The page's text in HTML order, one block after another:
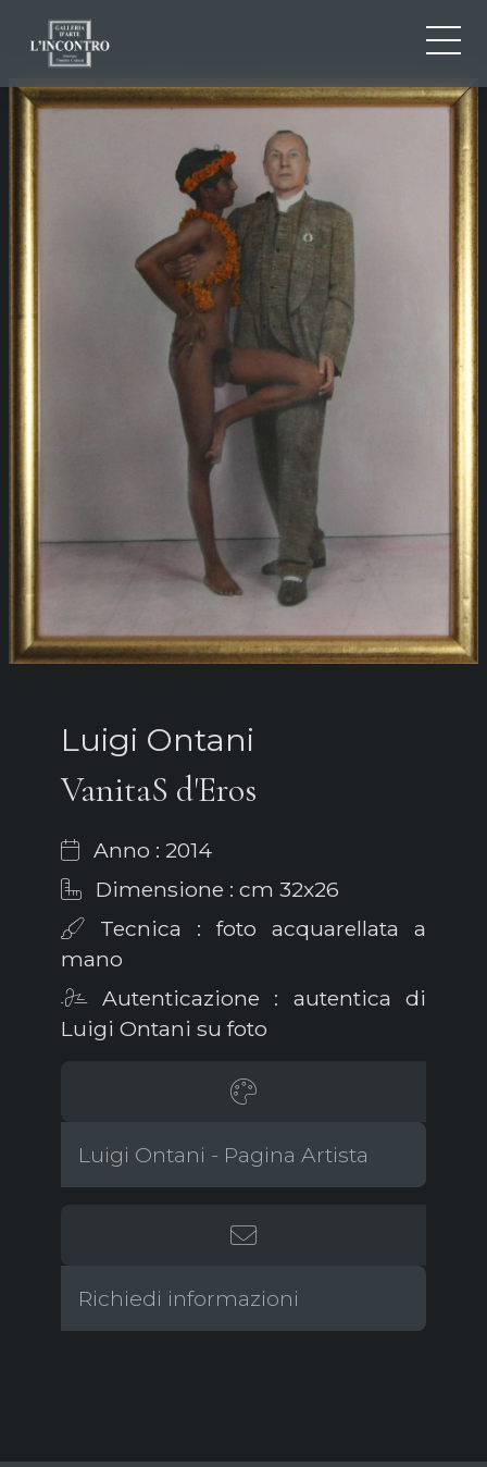
Luigi Ontani
VanitaS d'Eros
Anno : 2014
Dimensione : cm 32x26
Tecnica : foto acquarellata a
mano
Autenticazione : autentica di
Luigi Ontani su foto
Luigi Ontani - Pagina Artista
Richiedi informazioni